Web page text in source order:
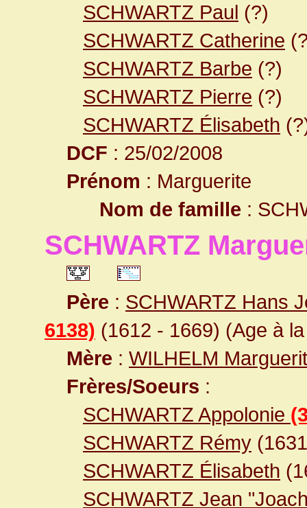
SCHWARTZ Paul (?)
SCHWARTZ Catherine
SCHWARTZ Barbe (?)
SCHWARTZ Pierre (?)
SCHWARTZ Élisabeth
DCF : 25/02/2008
Prénom : Marguerite
Nom de famille :
SCHWARTZ
Père : SCHWARTZ Hans
6138) (1612 - 1669) (Age à
Mère : WILHELM
Frères/Soeurs :
SCHWARTZ Appolonie
SCHWARTZ Rémy
SCHWARTZ Élisabeth
SCHWARTZ Jean